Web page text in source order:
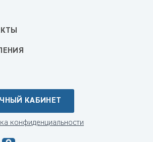
КАБИНЕТ
конфиденциальности